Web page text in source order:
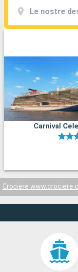
Le nostre
Carnival
Crociere